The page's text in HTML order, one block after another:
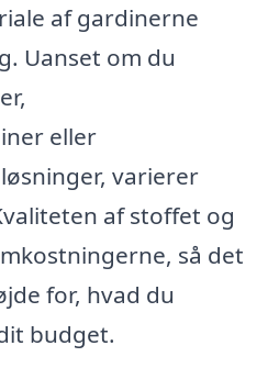
af gardinerne
Uanset om du
eller
varierer
af stoffet og
så det
for, hvad du
budget.